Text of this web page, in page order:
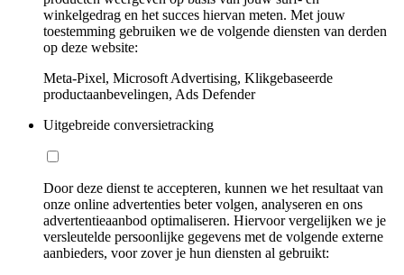
winkelgedrag en het succes hiervan meten. Met jouw
toestemming gebruiken we de volgende diensten van derden
op deze website:
Meta-Pixel, Microsoft Advertising, Klikgebaseerde
productaanbevelingen, Ads Defender
Uitgebreide conversietracking
Door deze dienst te accepteren, kunnen we het resultaat van
onze online advertenties beter volgen, analyseren en ons
advertentieaanbod optimaliseren. Hiervoor vergelijken we je
versleutelde persoonlijke gegevens met de volgende externe
aanbieders, voor zover je hun diensten al gebruikt: